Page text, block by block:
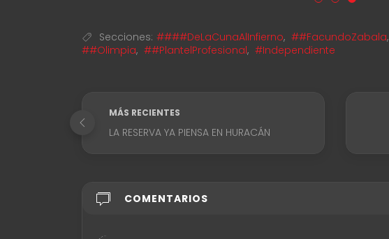
Secciones: ####DeLaCunaAlInfierno, ##FacundoZabala,
##Olimpia, ##PlantelProfesional, #Independiente
MÁS RECIENTES
LA RESERVA YA PIENSA EN HURACÁN
COMENTARIOS